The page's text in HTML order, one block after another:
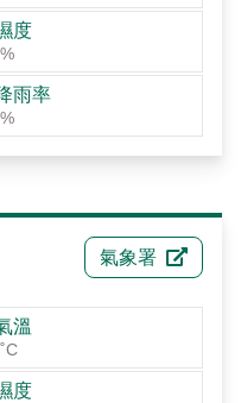
度
雨率
氣象署
溫
度